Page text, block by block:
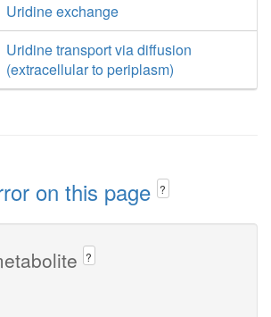
Uridine exchange
Uridine transport via diffusion
(extracellular to periplasm)
on this page ?
?